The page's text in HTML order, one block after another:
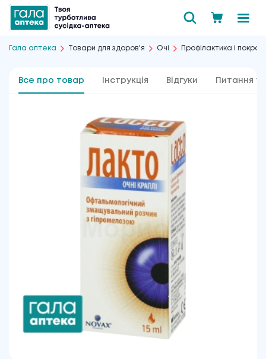
Гала аптека Товари для здоров'я Очі Профілактика і
Все про товар Інструкція Відгуки Питання та